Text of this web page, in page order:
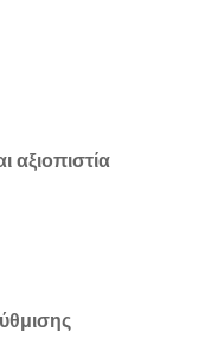
αξιοπιστία